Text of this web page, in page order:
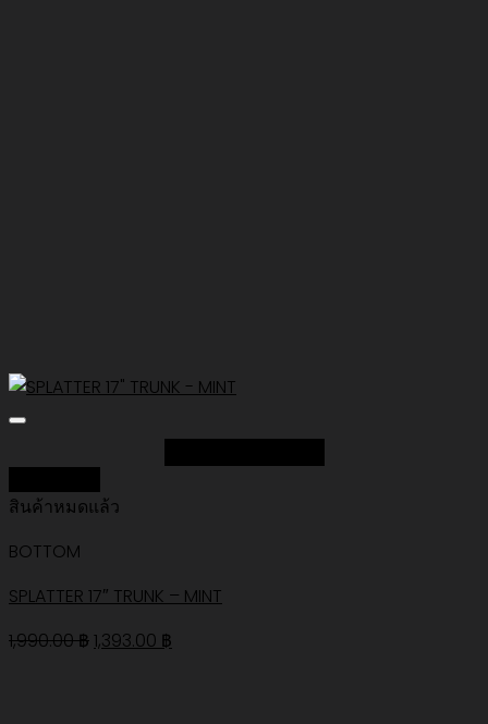
สินค้าหมดแล้ว
BOTTOM
SPLATTER 17″ TRUNK – MINT
1,990.00฿Original
1,393.00 ฿